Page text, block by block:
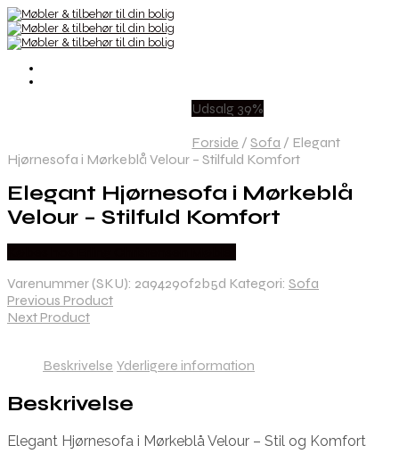
Udsalg 39%
Forside / Sofa / Elegant
Hjørnesofa i Mørkeblå Velour – Stilfuld Komfort
Elegant Hjørnesofa i Mørkeblå
Velour – Stilfuld Komfort
Varenummer (SKU): 2a94290f2b5d Kategori: Sofa
Previous Product
Next Product
Beskrivelse Yderligere information
Beskrivelse
Elegant Hjørnesofa i Mørkeblå Velour – Stil og Komfort